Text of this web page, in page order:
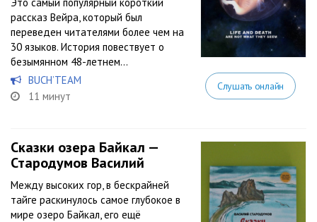
рассказ Вейра, который был
переведен читателями более чем на
30 языков. История повествует о
безымянном 48-летнем...
BUCH’TEAM
11 минут
Слушать онлайн
Сказки озера Байкал —
Стародумов Василий
Между высоких гор, в бескрайней
тайге раскинулось самое глубокое в
мире озеро Байкал, его ещё